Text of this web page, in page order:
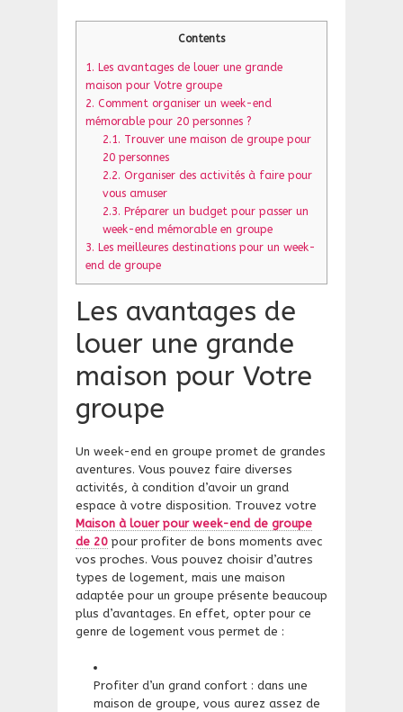
Contents
1. Les avantages de louer une grande
maison pour Votre groupe
2. Comment organiser un week-end
mémorable pour 20 personnes ?
2.1. Trouver une maison de groupe pour
20 personnes
2.2. Organiser des activités à faire pour
vous amuser
2.3. Préparer un budget pour passer un
week-end mémorable en groupe
3. Les meilleures destinations pour un week-
end de groupe
Les avantages de
louer une grande
maison pour Votre
groupe
Un week-end en groupe promet de grandes
aventures. Vous pouvez faire diverses
activités, à condition d’avoir un grand
espace à votre disposition. Trouvez votre
Maison à louer pour week-end de groupe
de 20 pour profiter de bons moments avec
vos proches. Vous pouvez choisir d’autres
types de logement, mais une maison
adaptée pour un groupe présente beaucoup
plus d’avantages. En effet, opter pour ce
genre de logement vous permet de :
Profiter d’un grand confort : dans une
maison de groupe, vous aurez assez de